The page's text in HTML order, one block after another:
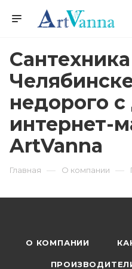
недорого с
интернет-
ArtVanna
Главная — О компании —
О КОМПАНИИ